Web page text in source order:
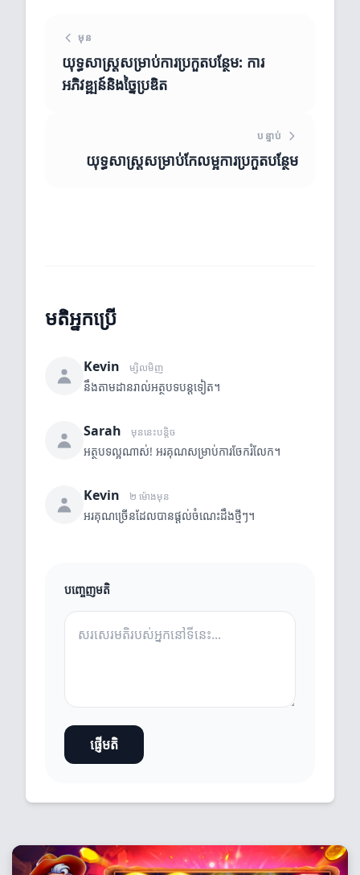
មុន
យុទ្ធសាស្ត្រសម្រាប់ការប្រកួតបន្ថែម: ការ
អភិវឌ្ឍន៍និងច្នៃប្រឌិត
បន្ទាប់
យុទ្ធសាស្ត្រ​សម្រាប់កែលម្អការប្រកួតបន្ថែម
មតិអ្នកប្រើ
Kevin ម្សិលមិញ
នឹងតាមដានរាល់អត្ថបទបន្តទៀត។
Sarah មុននេះបន្តិច
អត្ថបទល្អណាស់! អរគុណសម្រាប់ការចែករំលែក។
Kevin ២ ម៉ោងមុន
អរគុណច្រើនដែលបានផ្តល់ចំណេះដឹងថ្មីៗ។
បញ្ចេញមតិ
ផ្ញើមតិ